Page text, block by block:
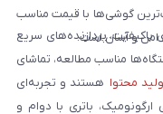
گوشی‌ها با قیمت مناسب
امن و آسان است.پردازنده‌های سریع
مناسب مطالعه، تماشای
محتوا هستند و تجربه‌ای
ارگونومیک، باتری با دوام و